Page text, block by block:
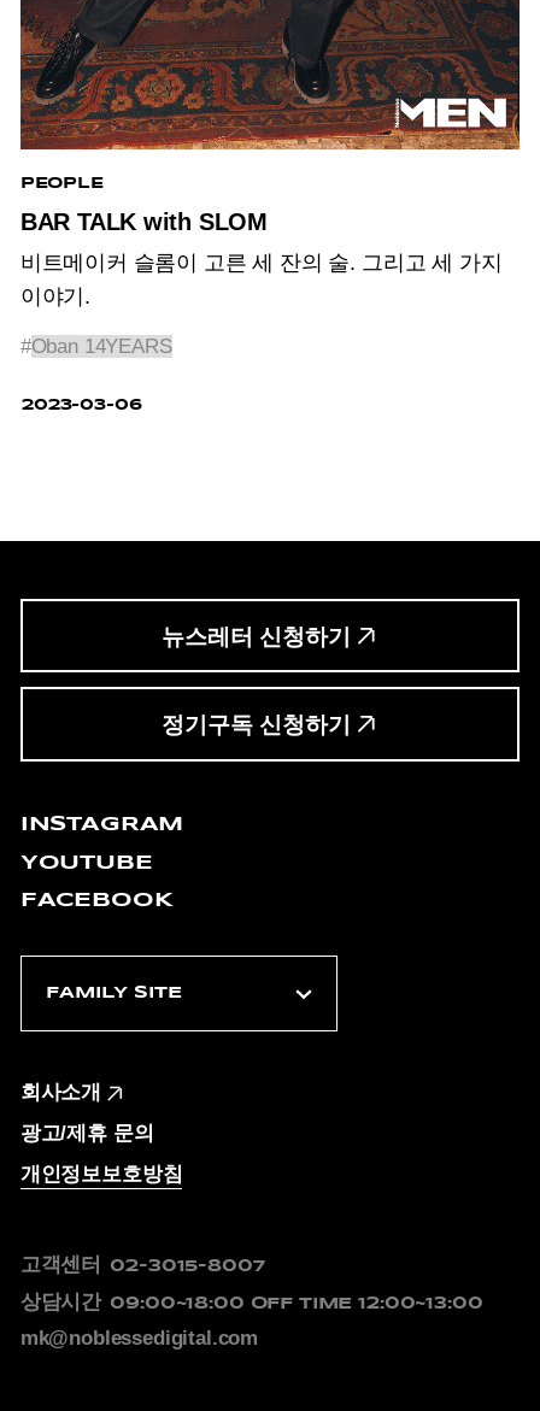
PEOPLE
BAR TALK with SLOM
비트메이커 슬롬이 고른 세 잔의 술. 그리고 세 가지
이야기.
#Oban 14YEARS
2023-03-06
뉴스레터 신청하기
정기구독 신청하기
INSTAGRAM
YOUTUBE
FACEBOOK
회사소개
광고/제휴 문의
개인정보보호방침
고객센터 02-3015-8007
상담시간 09:00~18:00 OFF TIME 12:00~13:00
mk@noblessedigital.com